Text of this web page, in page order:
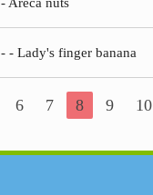
- - Lady's finger banana
6 7 8 9 10